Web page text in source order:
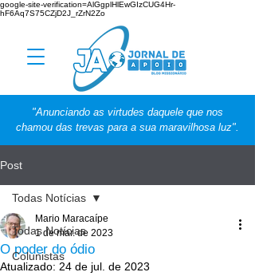
google-site-verification=AlGgplHlEwGIzCUG4Hr-
hF6Aq7S75CZjD2J_rZrN2Zo
"Anunciando as virtudes daquele que nos
chamou das trevas para a sua maravilhosa luz".
Post
Todas Notícias
Colunistas
Todas Notícias
O poder do ódio
Mario Maracaípe
1 de mar. de 2023
Atualizado: 24 de jul. de 2023